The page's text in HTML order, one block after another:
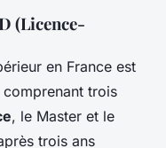
(Licence-
en France est
comprenant trois
, le Master et le
trois ans